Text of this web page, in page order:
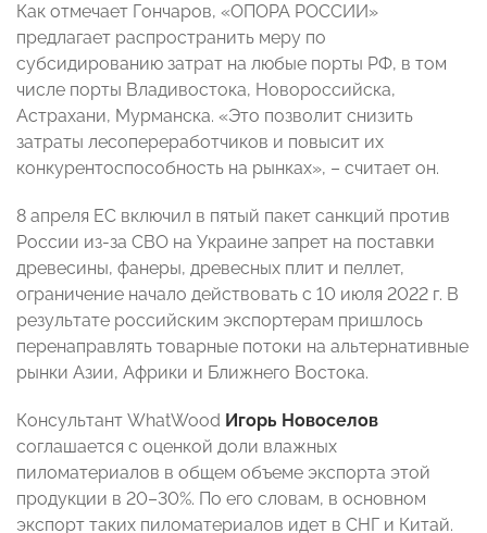
Как отмечает Гончаров, «ОПОРА РОССИИ»
предлагает распространить меру по
субсидированию затрат на любые порты РФ, в том
числе порты Владивостока, Новороссийска,
Астрахани, Мурманска. «Это позволит снизить
затраты лесопереработчиков и повысит их
конкурентоспособность на рынках», – считает он.
8 апреля ЕС включил в пятый пакет санкций против
России из-за СВО на Украине запрет на поставки
древесины, фанеры, древесных плит и пеллет,
ограничение начало действовать с 10 июля 2022 г. В
результате российским экспортерам пришлось
перенаправлять товарные потоки на альтернативные
рынки Азии, Африки и Ближнего Востока.
Консультант WhatWood Игорь Новоселов
соглашается с оценкой доли влажных
пиломатериалов в общем объеме экспорта этой
продукции в 20–30%. По его словам, в основном
экспорт таких пиломатериалов идет в СНГ и Китай.